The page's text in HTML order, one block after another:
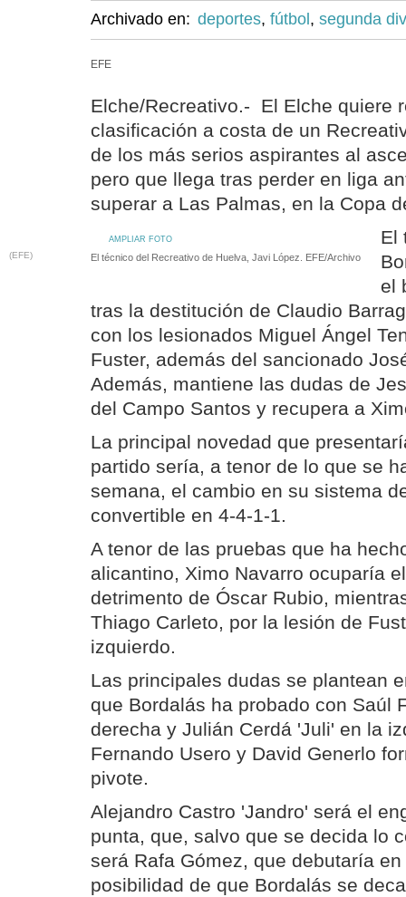
Archivado en: deportes, fútbol , segunda
EFE
Elche/Recreativo.- El Elche quiere
clasificación a costa de un
de los más serios aspirantes al
pero que llega tras perder en liga
superar a Las Palmas, en la Copa
AMPLIAR FOTO
(EFE) El técnico del Recreativo de Huelva, Javi López. EFE/Archivo
El
el
tras la destitución de Claudio
con los lesionados Miguel Ángel
Fuster, además del sancionado
Además, mantiene las dudas de
del Campo Santos y recupera a
La principal novedad que
partido sería, a tenor de lo que se
semana, el cambio en su sistema
convertible en 4-4-1-1.
A tenor de las pruebas que ha
alicantino, Ximo Navarro ocuparía
detrimento de Óscar Rubio,
Thiago Carleto, por la lesión de
izquierdo.
Las principales dudas se plantean
que Bordalás ha probado con Saúl
derecha y Julián Cerdá 'Juli' en la
Fernando Usero y David Generlo
pivote.
Alejandro Castro 'Jandro' será el
punta, que, salvo que se decida lo
será Rafa Gómez, que debutaría
posibilidad de que Bordalás se